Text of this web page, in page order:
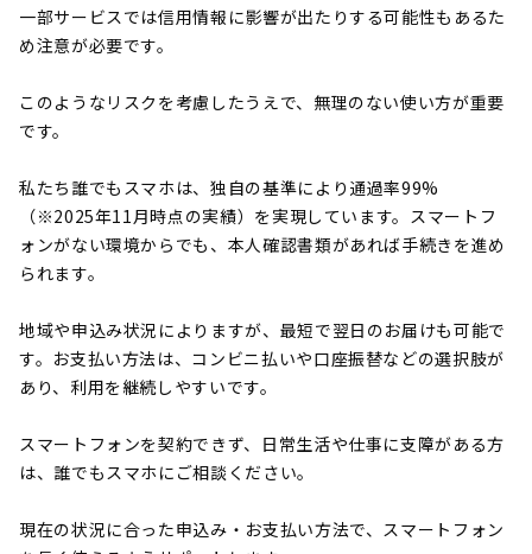
一部サービスでは信用情報に影響が出たりする可能性もあるた
め注意が必要です。
このようなリスクを考慮したうえで、無理のない使い方が重要
です。
私たち誰でもスマホは、独自の基準により通過率99%
（※2025年11月時点の実績）を実現しています。スマートフ
ォンがない環境からでも、本人確認書類があれば手続きを進め
られます。
地域や申込み状況によりますが、最短で翌日のお届けも可能で
す。お支払い方法は、コンビニ払いや口座振替などの選択肢が
あり、利用を継続しやすいです。
スマートフォンを契約できず、日常生活や仕事に支障がある方
は、誰でもスマホにご相談ください。
現在の状況に合った申込み・お支払い方法で、スマートフォン